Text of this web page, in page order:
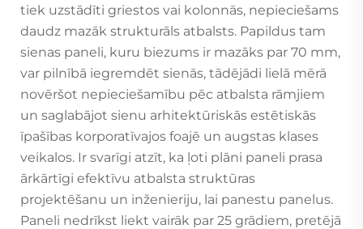
tiek uzstādīti griestos vai kolonnās, nepieciešams
daudz mazāk strukturāls atbalsts. Papildus tam
sienas paneli, kuru biezums ir mazāks par 70 mm,
var pilnībā iegremdēt sienās, tādējādi lielā mērā
novēršot nepieciešamību pēc atbalsta rāmjiem
un saglabājot sienu arhitektūriskās estētiskās
īpašības korporatīvajos foajē un augstas klases
veikalos. Ir svarīgi atzīt, ka ļoti plāni paneli prasa
ārkārtīgi efektīvu atbalsta struktūras
projektēšanu un inženieriju, lai panestu panelus.
Paneli nedrīkst liekt vairāk par 25 grādiem, pretējā